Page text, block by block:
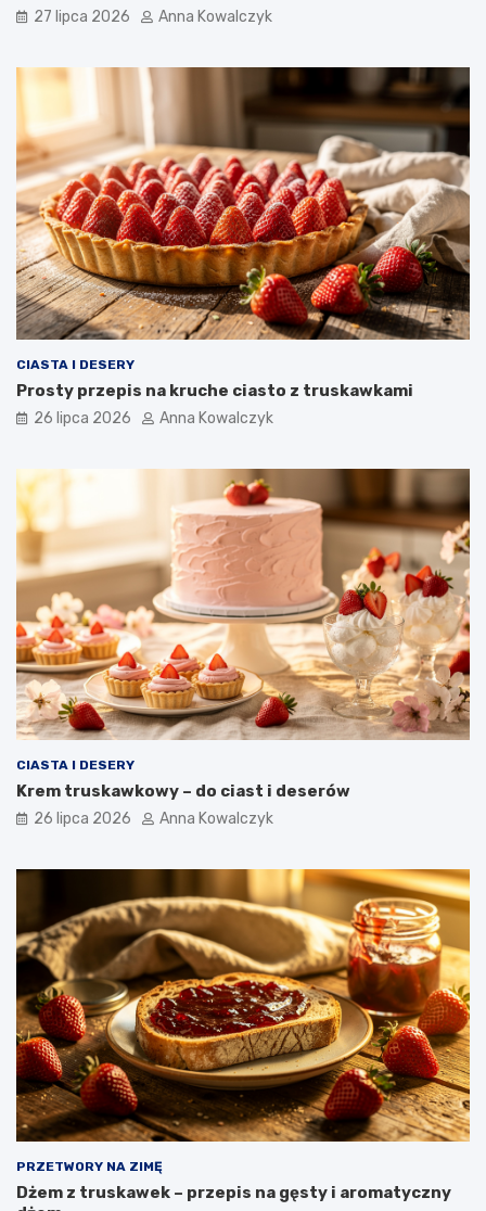
27 lipca 2026 Anna Kowalczyk
CIASTA I DESERY
Prosty przepis na kruche ciasto z truskawkami
26 lipca 2026 Anna Kowalczyk
CIASTA I DESERY
Krem truskawkowy – do ciast i deserów
26 lipca 2026 Anna Kowalczyk
PRZETWORY NA ZIMĘ
Dżem z truskawek – przepis na gęsty i aromatyczny